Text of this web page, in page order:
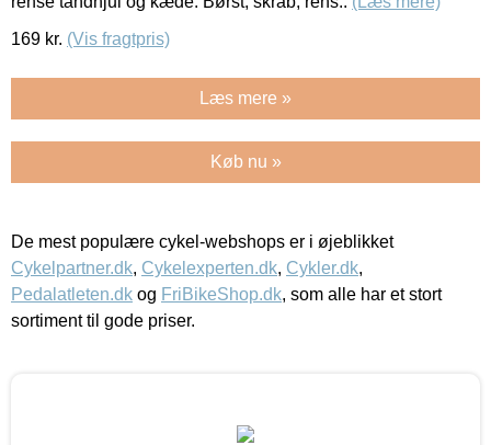
169 kr. (Vis fragtpris)
Læs mere »
Køb nu »
De mest populære cykel-webshops er i øjeblikket
Cykelpartner.dk, Cykelexperten.dk, Cykler.dk,
Pedalatleten.dk og FriBikeShop.dk, som alle har et stort
sortiment til gode priser.